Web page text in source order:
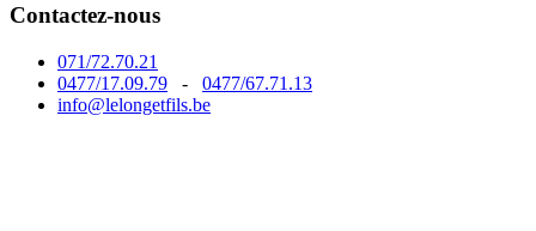
Contactez-nous
071/72.70.21
0477/17.09.79 - 0477/67.71.13
info@lelongetfils.be